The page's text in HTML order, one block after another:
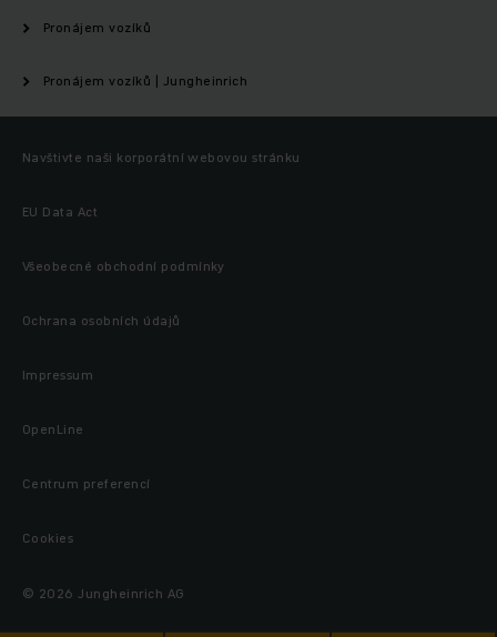
Pronájem vozíků
Pronájem vozíků | Jungheinrich
Navštivte naši korporátní webovou stránku
EU Data Act
Všeobecné obchodní podmínky
Ochrana osobních údajů
Impressum
OpenLine
Centrum preferencí
Cookies
© 2026 Jungheinrich AG